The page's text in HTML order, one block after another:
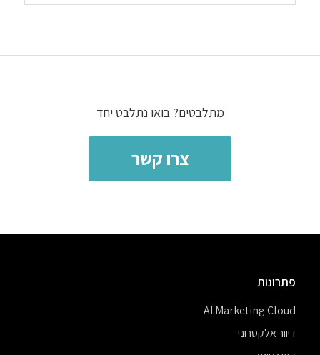
מתלבטים? בואו נתלבט יחד
צרו קשר
פתרונות
AI Marketing Cloud
דיוור אלקטרוני